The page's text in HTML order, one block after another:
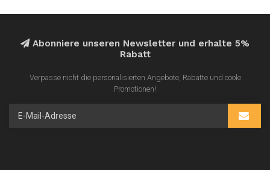
Abonniere unseren Newsletter und erhalte 5%
Rabatt
Verpasse nicht die personalisierten Angebote, Rabatte und coole
Promotionen!